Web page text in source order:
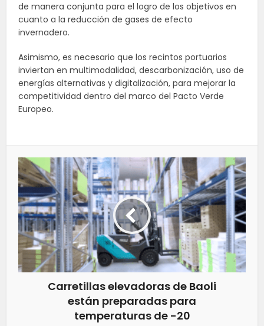
de manera conjunta para el logro de los objetivos en
cuanto a la reducción de gases de efecto
invernadero.
Asimismo, es necesario que los recintos portuarios
inviertan en multimodalidad, descarbonización, uso de
energías alternativas y digitalización, para mejorar la
competitividad dentro del marco del Pacto Verde
Europeo.
Carretillas elevadoras de Baoli
están preparadas para
temperaturas de -20